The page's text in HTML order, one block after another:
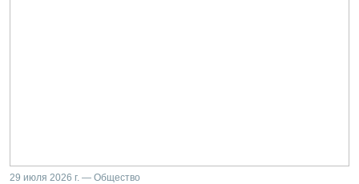
29 июля 2026 г. — Общество